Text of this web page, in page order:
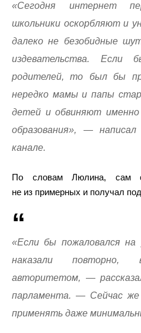
«Сегодня интернет
школьники оскорбляют и
далеко не безобидные
издевательства.
родителей, то был бы
нередко мамы и папы
детей и обвиняют именно
образования», —
канале.
По словам Люлина,
не из примерных и получал
«Если бы пожаловался
наказали
авторитетом, —
парламента. — Сейчас же
применять даже